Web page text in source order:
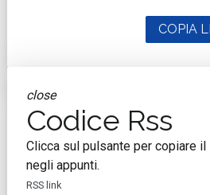
COPIA
close
Codice Rss
Clicca sul pulsante per copiare il
negli appunti.
RSS link